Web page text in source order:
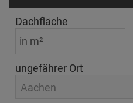
Dachfläche
ungefährer Ort
Aachen